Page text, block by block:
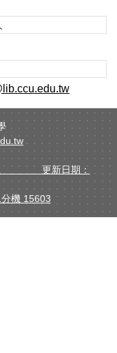
號 更新日期：
機 15603